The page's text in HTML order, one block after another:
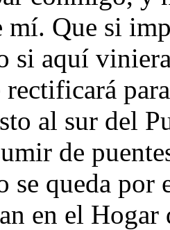
mí. Que si
si aquí
rectificará
al sur del
de
se queda
en el Hogar